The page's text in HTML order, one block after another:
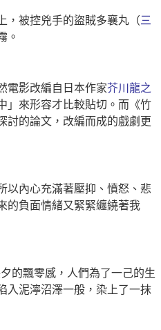
，被控兇手的盜賊多襄丸（三
。
電影改編自日本作家芥川龍之
」來形容才比較貼切。而《竹
討的論文，改編而成的戲劇更
以內心充滿著壓抑、憤怒、悲
的負面情緒又緊緊纏繞著我
的飄零感，人們為了一己的生
入泥濘沼澤一般，染上了一抹